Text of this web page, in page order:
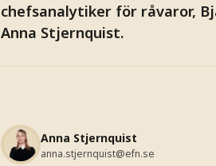
chefsanalytiker för råvaror,
Anna Stjernquist.
Anna Stjernquist
anna.stjernquist@efn.se